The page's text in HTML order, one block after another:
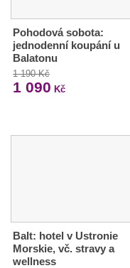
Pohodová sobota:
jednodenní koupání u
Balatonu
1 190 Kč
1 090 Kč
Balt: hotel v Ustronie
Morskie, vč. stravy a
wellness